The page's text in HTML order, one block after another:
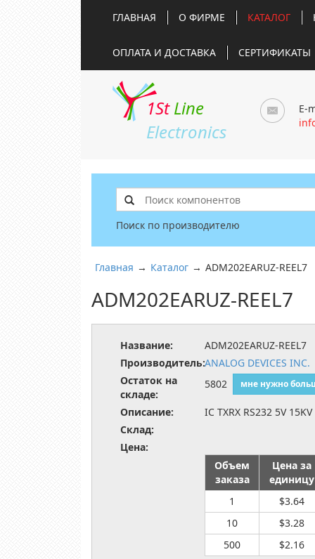
ГЛАВНАЯ О ФИРМЕ КАТАЛОГ
ОПЛАТА И ДОСТАВКА СЕРТИФИКАТЫ
1St Line
Electronics
E-
Поиск по производителю
Главная → Каталог → ADM202EARUZ-REEL7
ADM202EARUZ-REEL7
Название:
ADM202EARUZ-REEL7
Производитель:ANALOG DEVICES INC.
Остаток на
складе:
5802 мне нужно
Описание:
IC TXRX RS232 5V
Склад:
Цена:
Объем
заказа
Цена за
единицу
1
$3.64
10
$3.28
500
$2.16